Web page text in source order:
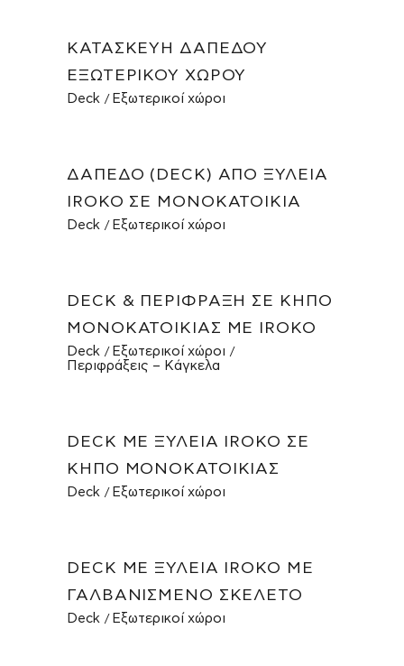
ΚΑΤΑΣΚΕΥΉ ΔΑΠΈΔΟΥ
ΕΞΩΤΕΡΙΚΟΎ ΧΏΡΟΥ
Deck Εξωτερικοί χώροι
ΔΆΠΕΔΟ (DECK) ΑΠΌ ΞΥΛΕΊΑ
IROKO ΣΕ ΜΟΝΟΚΑΤΟΙΚΊΑ
Deck Εξωτερικοί χώροι
DECK & ΠΕΡΊΦΡΑΞΗ ΣΕ ΚΉΠΟ
ΜΟΝΟΚΑΤΟΙΚΊΑΣ ΜΕ IROKO
Deck
Εξωτερικοί χώροι
Περιφράξεις – Κάγκελα
DECK ΜΕ ΞΥΛΕΊΑ IROKO ΣΕ
ΚΉΠΟ ΜΟΝΟΚΑΤΟΙΚΊΑΣ
Deck Εξωτερικοί χώροι
DECK ΜΕ ΞΥΛΕΊΑ IROKO ΜΕ
ΓΑΛΒΑΝΙΣΜΈΝΟ ΣΚΕΛΕΤΌ
Deck Εξωτερικοί χώροι